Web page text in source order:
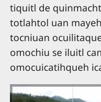
tiquitl de
totlahtol uan
tocniuan
omochiu se iluitl
omocuicatihqueh